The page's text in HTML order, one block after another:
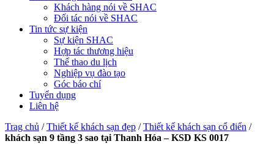
Khách hàng nói về SHAC
Đối tác nói về SHAC
Tin tức sự kiện
Sự kiện SHAC
Hợp tác thương hiệu
Thể thao du lịch
Nghiệp vụ đào tạo
Góc báo chí
Tuyển dụng
Liên hệ
Trag chủ /Thiết kế khách sạn đẹp /Thiết kế khách sạn cổ điển /
khách sạn 9 tầng 3 sao tại Thanh Hóa – KSD KS 0017